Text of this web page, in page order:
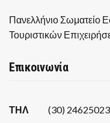
Πανελλήνιο Σωματείο
Τουριστικών
Επικοινωνία
ΤΗΛ (30)